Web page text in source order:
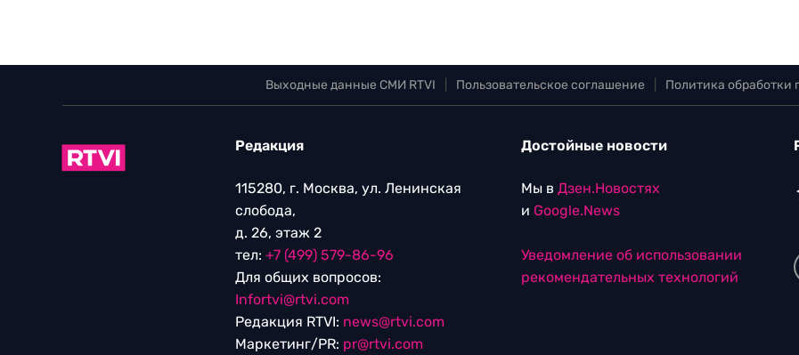
Выходные данные СМИ RTVI Пользовательское соглашение Политика обработки
Редакция
115280, г. Москва, ул. Ленинская
слобода,
д. 26, этаж 2
тел: +7 (499) 579-86-96
Для общих вопросов:
Infortvi@rtvi.com
Редакция RTVI: news@rtvi.com
Маркетинг/PR: pr@rtvi.com
Достойные новости
Мы в Дзен.Новостях
и Google.News
Уведомление об использовании
рекомендательных технологий